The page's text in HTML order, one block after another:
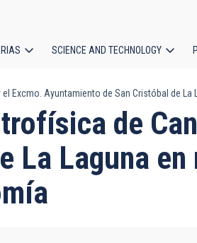
SCIENCE AND TECHNOLOGY
Excmo. Ayuntamiento de San Cristóbal de
de
La Laguna